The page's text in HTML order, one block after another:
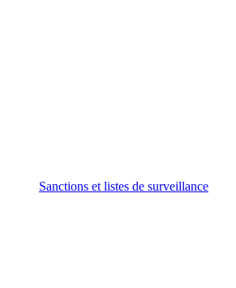
Sanctions et listes de surveillance